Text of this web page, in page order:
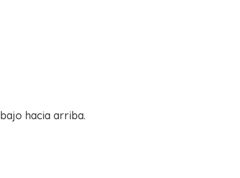
hacia arriba.